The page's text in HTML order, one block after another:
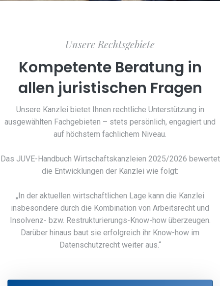
Unsere Rechtsgebiete
Kompetente Beratung in
allen juristischen Fragen
Unsere Kanzlei bietet Ihnen rechtliche Unterstützung in
ausgewählten Fachgebieten – stets persönlich, engagiert und
auf höchstem fachlichem Niveau.
Das JUVE-Handbuch Wirtschaftskanzleien 2025/2026 bewertet
die Entwicklungen der Kanzlei wie folgt:
„In der aktuellen wirtschaftlichen Lage kann die Kanzlei
insbesondere durch die Kombination von Arbeitsrecht und
Insolvenz- bzw. Restrukturierungs-Know-how überzeugen.
Darüber hinaus baut sie erfolgreich ihr Know-how im
Datenschutzrecht weiter aus.“